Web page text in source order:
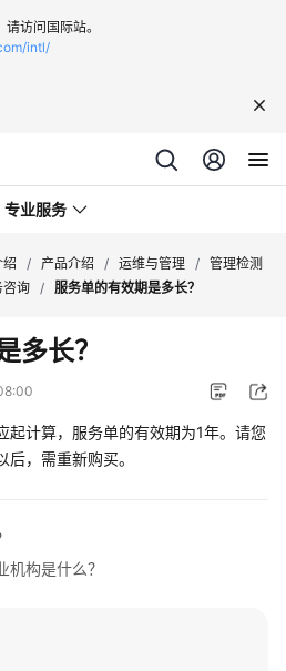
访问国际站。
intl/
专业服务
/ 产品介绍 / 运维与管理 / 管理检测
咨询 / 服务单的有效期是多长？
多长？
起计算，服务单的有效期为1年。请您
，需重新购买。
构是什么？